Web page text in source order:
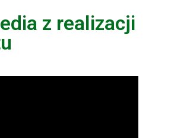
z realizacji